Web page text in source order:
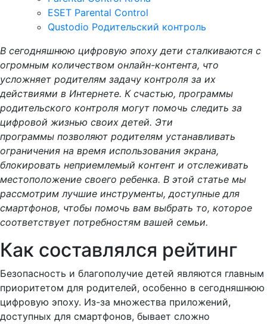
ESET Parental Control
Qustodio Родительский контроль
В сегодняшнюю цифровую эпоху дети сталкиваются с
огромным количеством онлайн-контента, что
усложняет родителям задачу контроля за их
действиями в Интернете. К счастью, программы
родительского контроля могут помочь следить за
цифровой жизнью своих детей. Эти
программы позволяют родителям устанавливать
ограничения на время использования экрана,
блокировать неприемлемый контент и отслеживать
местоположение своего ребенка. В этой статье мы
рассмотрим лучшие инструменты, доступные для
смартфонов, чтобы помочь вам выбрать то, которое
соответствует потребностям вашей семьи.
Как составлялся рейтинг
Безопасность и благополучие детей являются главным
приоритетом для родителей, особенно в сегодняшнюю
цифровую эпоху. Из-за множества приложений,
доступных для смартфонов, бывает сложно